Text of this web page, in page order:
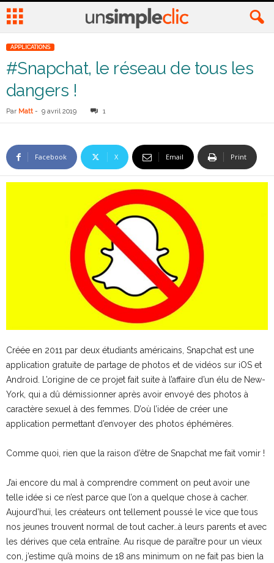
APPLICATIONS
#Snapchat, le réseau de tous les
dangers !
Par Matt - 9 avril 2019 1
Facebook X Email Print
Créée en 2011 par deux étudiants américains, Snapchat est une
application gratuite de partage de photos et de vidéos sur iOS et
Android. L’origine de ce projet fait suite à l’affaire d’un élu de New-
York, qui a dû démissionner après avoir envoyé des photos à
caractère sexuel à des femmes. D’où l’idée de créer une
application permettant d’envoyer des photos éphémères.
Comme quoi, rien que la raison d’être de Snapchat me fait vomir !
J’ai encore du mal à comprendre comment on peut avoir une
telle idée si ce n’est parce que l’on a quelque chose à cacher.
Aujourd’hui, les créateurs ont tellement poussé le vice que tous
nos jeunes trouvent normal de tout cacher…à leurs parents et avec
les dérives que cela entraîne. Au risque de paraître pour un vieux
con, j’estime qu’à moins de 18 ans minimum on ne fait pas bien la